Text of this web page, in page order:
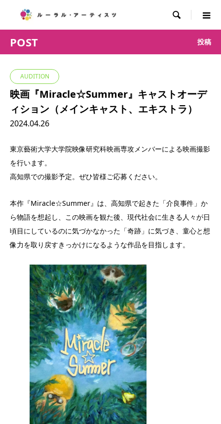

POST 投稿
AUDITION
映画『Miracle☆Summer』キャストオーデ
ィション（メインキャスト、エキストラ）
2024.04.26
東京藝術大学大学院映像研究科映画専攻メンバーによる映画撮影
を行います。
高知県での撮影予定。ぜひ皆様ご応募ください。
本作『Miracle☆Summer』は、高知県で起きた「介良事件」か
ら物語を想起し、この映画を観た後、現代社会に生きる人々が日
頃目にしているのに気づかなかった「奇跡」に気づき、童心と想
像力を取り戻すきっかけになるような作品を目指します。